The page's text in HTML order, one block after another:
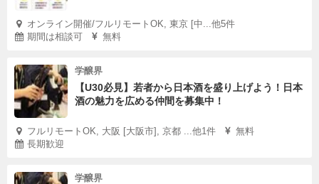
オンライン開催/フルリモートOK, 東京 [中...他5件
期間は相談可
無料
学醸界
【U30必見】若者から日本酒を盛り上げよう！日本
酒の魅力を広める仲間を募集中！
フルリモートOK, 大阪 [大阪市], 京都 ...他1件
無料
長期歓迎
学醸界